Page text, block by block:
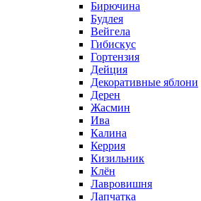
Бирючина
Будлея
Вейгела
Гибискус
Гортензия
Дейция
Декоративные яблони
Дерен
Жасмин
Ива
Калина
Керрия
Кизильник
Клён
Лавровишня
Лапчатка